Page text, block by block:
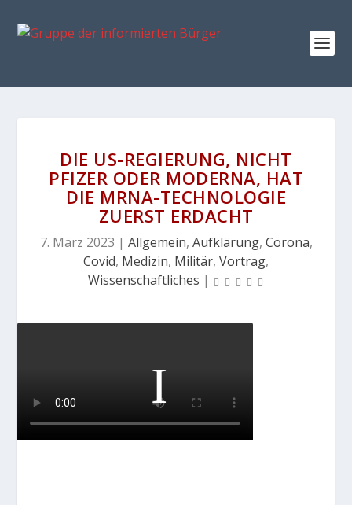
DIE US-REGIERUNG, NICHT
PFIZER ODER MODERNA, HAT
DIE MRNA-TECHNOLOGIE
ZUERST ERDACHT
7. März 2023 | Allgemein, Aufklärung, Corona,
Covid, Medizin, Militär, Vortrag,
Wissenschaftliches |